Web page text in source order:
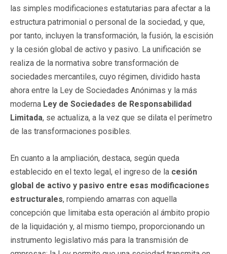
las simples modificaciones estatutarias para afectar a la
estructura patrimonial o personal de la sociedad, y que,
por tanto, incluyen la transformación, la fusión, la escisión
y la cesión global de activo y pasivo. La unificación se
realiza de la normativa sobre transformación de
sociedades mercantiles, cuyo régimen, dividido hasta
ahora entre la Ley de Sociedades Anónimas y la más
moderna Ley de Sociedades de Responsabilidad
Limitada, se actualiza, a la vez que se dilata el perímetro
de las transformaciones posibles.
En cuanto a la ampliación, destaca, según queda
establecido en el texto legal, el ingreso de la cesión
global de activo y pasivo entre esas modificaciones
estructurales, rompiendo amarras con aquella
concepción que limitaba esta operación al ámbito propio
de la liquidación y, al mismo tiempo, proporcionando un
instrumento legislativo más para la transmisión de